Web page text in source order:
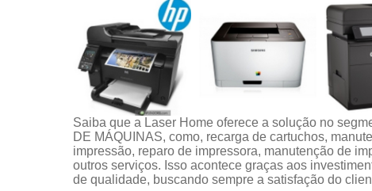
Saiba que a Laser Home oferece a solução no
DE MÁQUINAS, como, recarga de cartuchos,
impressão, reparo de impressora, manutenção de
outros serviços. Isso acontece graças aos
de qualidade, buscando sempre a satisfação do